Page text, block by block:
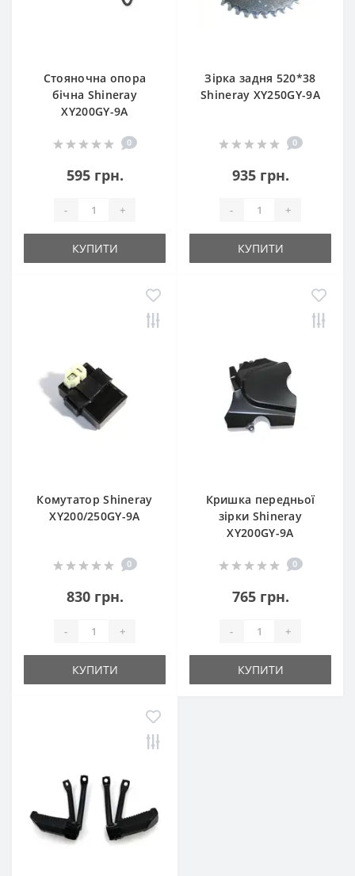
Стояночна опора
бічна Shineray
XY200GY-9A
0
595 грн.
- +
КУПИТИ
Зірка задня 520*38
Shineray XY250GY-9A
0
935 грн.
- +
КУПИТИ
Комутатор Shineray
XY200/250GY-9A
0
830 грн.
- +
КУПИТИ
Кришка передньої
зірки Shineray
XY200GY-9A
0
765 грн.
- +
КУПИТИ